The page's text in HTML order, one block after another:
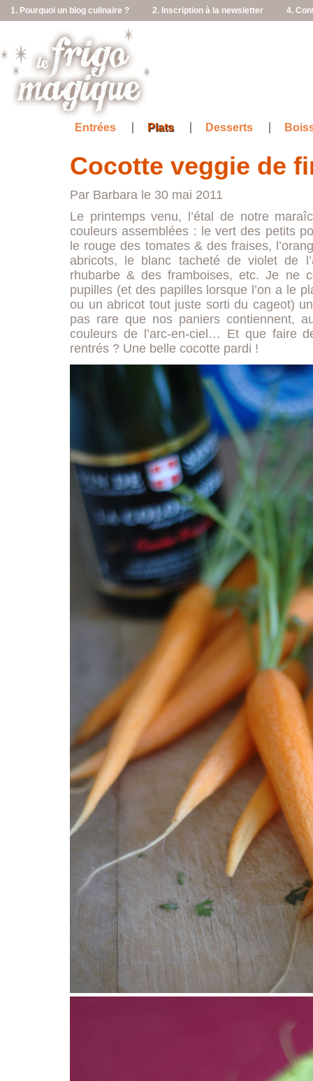
1. Pourquoi un blog culinaire ? 2. Inscription à la newsletter 4.
Entrées Plats Desserts
Cocotte veggie de
Par Barbara le 30 mai 2011
Le printemps venu, l’étal de notre
couleurs assemblées : le vert des petits
le rouge des tomates & des fraises,
abricots, le blanc tacheté de violet de
rhubarbe & des framboises, etc. Je ne
pupilles (et des papilles lorsque l’on a le
ou un abricot tout juste sorti du cageot)
pas rare que nos paniers contiennent,
couleurs de l’arc-en-ciel… Et que faire
rentrés ? Une belle cocotte pardi !